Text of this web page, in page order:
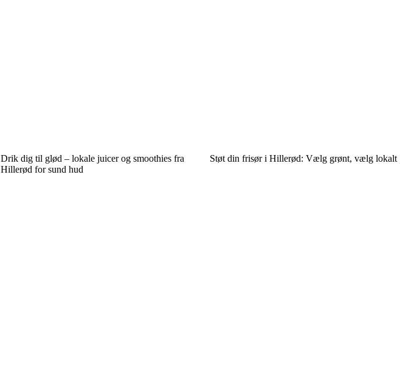
Drik dig til glød – lokale juicer og smoothies fra
Hillerød for sund hud
Støt din frisør i Hillerød: Vælg grønt, vælg lokalt